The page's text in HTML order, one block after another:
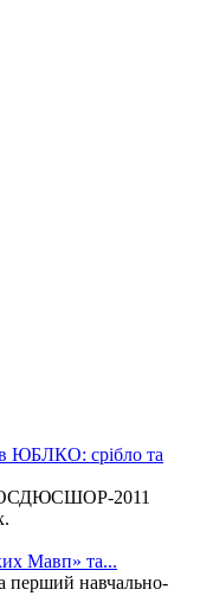
ЮБЛКО: срібло та
ОСДЮСШОР-2011
Мавп» та...
перший навчально-